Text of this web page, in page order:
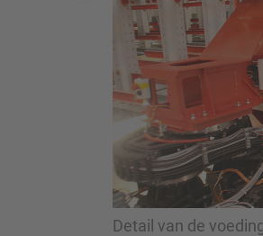
Detail van de